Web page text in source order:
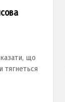
що
тягнеться